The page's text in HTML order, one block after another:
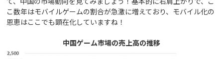
こ数年はモバイルゲームの割合が急激に増えており、モバイル化の
恩恵はここでも顕在化していますね！
中国ゲーム市場の売上高の推移